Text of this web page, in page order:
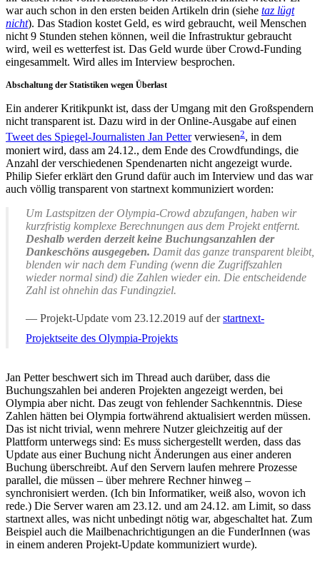
war auch schon in den ersten beiden Artikeln drin (siehe taz lügt
nicht). Das Stadion kostet Geld, es wird gebraucht, weil Menschen
nicht 9 Stunden stehen können, weil die Infrastruktur gebraucht
wird, weil es wetterfest ist. Das Geld wurde über Crowd-Funding
eingesammelt. Wird alles im Interview besprochen.
Abschaltung der Statistiken wegen Überlast
Ein anderer Kritikpunkt ist, dass der Umgang mit den Großspendern
nicht transparent ist. Dazu wird in der Online-Ausgabe auf einen
Tweet des Spiegel-Journalisten Jan Petterverwiesen2, in dem
moniert wird, dass am 24.12., dem Ende des Crowdfundings, die
Anzahl der verschiedenen Spendenarten nicht angezeigt wurde.
Philip Siefer erklärt den Grund dafür auch im Interview und das war
auch völlig transparent von startnext kommuniziert worden:
Um Lastspitzen der Olympia-Crowd abzufangen, haben wir
kurzfristig komplexe Berechnungen aus dem Projekt entfernt.
Deshalb werden derzeit keine Buchungsanzahlen der
Dankeschöns ausgegeben. Damit das ganze transparent bleibt,
blenden wir nach dem Funding (wenn die Zugriffszahlen
wieder normal sind) die Zahlen wieder ein. Die entscheidende
Zahl ist ohnehin das Fundingziel.
Projekt-Update vom 23.12.2019 auf derstartnext-
Projektseite des Olympia-Projekts
Jan Petter beschwert sich im Thread auch darüber, dass die
Buchungszahlen bei anderen Projekten angezeigt werden, bei
Olympia aber nicht. Das zeugt von fehlender Sachkenntnis. Diese
Zahlen hätten bei Olympia fortwährend aktualisiert werden müssen.
Das ist nicht trivial, wenn mehrere Nutzer gleichzeitig auf der
Plattform unterwegs sind: Es muss sichergestellt werden, dass das
Update aus einer Buchung nicht Änderungen aus einer anderen
Buchung überschreibt. Auf den Servern laufen mehrere Prozesse
parallel, die müssen – über mehrere Rechner hinweg –
synchronisiert werden. (Ich bin Informatiker, weiß also, wovon ich
rede.) Die Server waren am 23.12. und am 24.12. am Limit, so dass
startnext alles, was nicht unbedingt nötig war, abgeschaltet hat. Zum
Beispiel auch die Mailbenachrichtigungen an die FunderInnen (was
in einem anderen Projekt-Update kommuniziert wurde).